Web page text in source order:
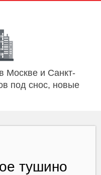
Москве и Санкт-
под снос, новые
тушино